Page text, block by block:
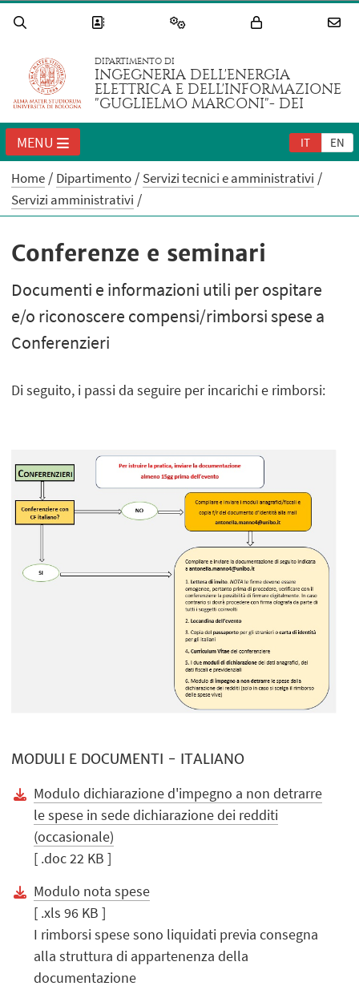
DIPARTIMENTO DI
INGEGNERIA DELL'ENERGIA
ELETTRICA E DELL'INFORMAZIONE
"GUGLIELMO MARCONI"- DEI
IT EN
MENU
Home Dipartimento
Servizi tecnici e amministrativi
Servizi amministrativi
Conferenze e seminari
Documenti e informazioni utili per ospitare
e/o riconoscere compensi/rimborsi spese a
Conferenzieri
Di seguito, i passi da seguire per incarichi e rimborsi:
MODULI E DOCUMENTI - ITALIANO
Modulo dichiarazione d'impegno a non detrarre
le spese in sede dichiarazione dei redditi
(occasionale)
[ .doc 22 KB ]
Modulo nota spese
[ .xls 96 KB ]
I rimborsi spese sono liquidati previa consegna
alla struttura di appartenenza della
documentazione